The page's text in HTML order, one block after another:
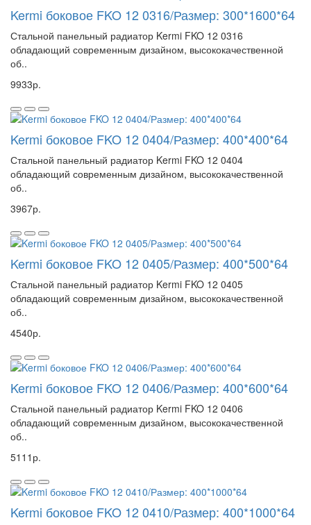
Kermi боковое FKO 12 0316/Размер: 300*1600*64
Стальной панельный радиатор Kermi FKO 12 0316
обладающий современным дизайном, высококачественной
об..
9933р.
Kermi боковое FKO 12 0404/Размер: 400*400*64
Стальной панельный радиатор Kermi FKO 12 0404
обладающий современным дизайном, высококачественной
об..
3967р.
Kermi боковое FKO 12 0405/Размер: 400*500*64
Стальной панельный радиатор Kermi FKO 12 0405
обладающий современным дизайном, высококачественной
об..
4540р.
Kermi боковое FKO 12 0406/Размер: 400*600*64
Стальной панельный радиатор Kermi FKO 12 0406
обладающий современным дизайном, высококачественной
об..
5111р.
Kermi боковое FKO 12 0410/Размер: 400*1000*64